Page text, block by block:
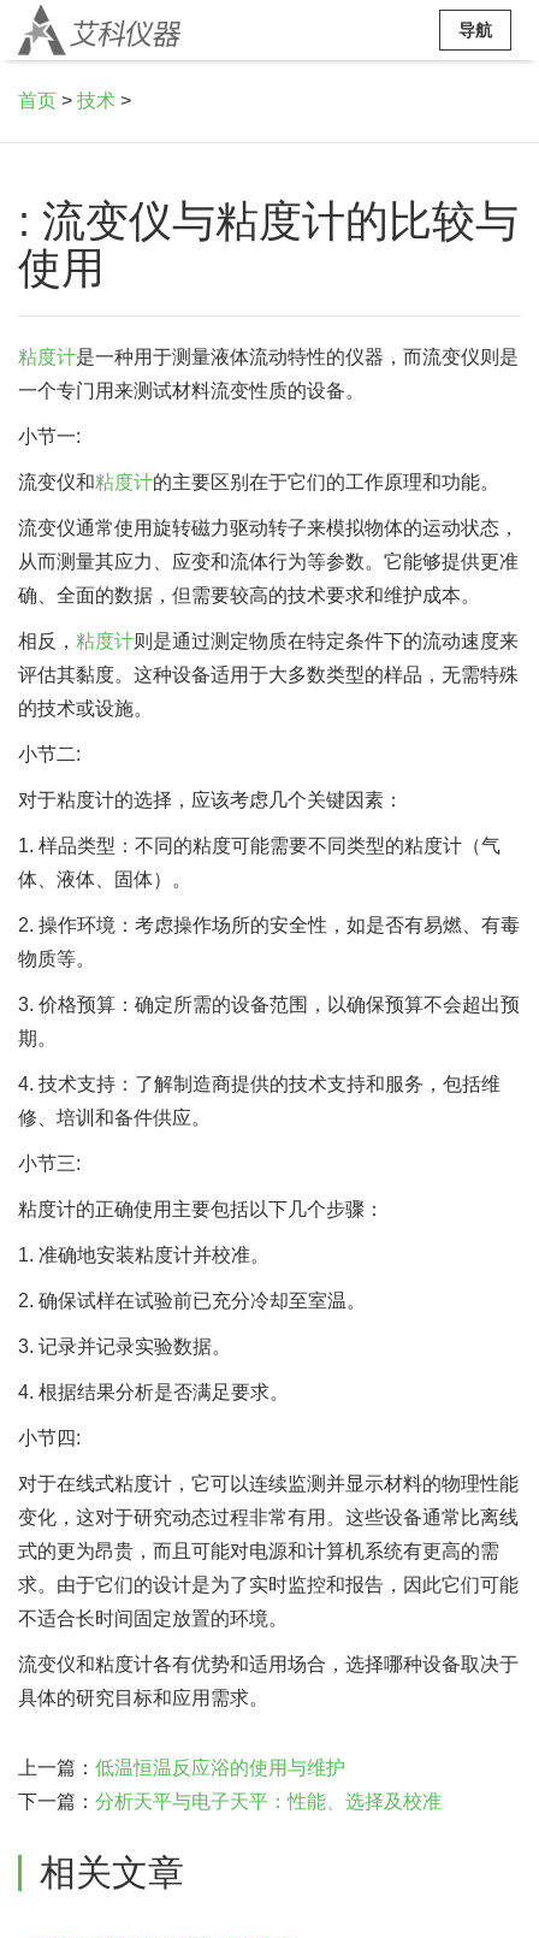
导航
首页 > 技术 >
: 流变仪与粘度计的比较与
使用
粘度计是一种用于测量液体流动特性的仪器，而流变仪则是
一个专门用来测试材料流变性质的设备。
小节一:
流变仪和粘度计的主要区别在于它们的工作原理和功能。
流变仪通常使用旋转磁力驱动转子来模拟物体的运动状态，
从而测量其应力、应变和流体行为等参数。它能够提供更准
确、全面的数据，但需要较高的技术要求和维护成本。
相反， 粘度计则是通过测定物质在特定条件下的流动速度来
评估其黏度。这种设备适用于大多数类型的样品，无需特殊
的技术或设施。
小节二:
对于粘度计的选择，应该考虑几个关键因素：
1. 样品类型：不同的粘度可能需要不同类型的粘度计（气
体、液体、固体）。
2. 操作环境：考虑操作场所的安全性，如是否有易燃、有毒
物质等。
3. 价格预算：确定所需的设备范围，以确保预算不会超出预
期。
4. 技术支持：了解制造商提供的技术支持和服务，包括维
修、培训和备件供应。
小节三:
粘度计的正确使用主要包括以下几个步骤：
1. 准确地安装粘度计并校准。
2. 确保试样在试验前已充分冷却至室温。
3. 记录并记录实验数据。
4. 根据结果分析是否满足要求。
小节四:
对于在线式粘度计，它可以连续监测并显示材料的物理性能
变化，这对于研究动态过程非常有用。这些设备通常比离线
式的更为昂贵，而且可能对电源和计算机系统有更高的需
求。由于它们的设计是为了实时监控和报告，因此它们可能
不适合长时间固定放置的环境。
流变仪和粘度计各有优势和适用场合，选择哪种设备取决于
具体的研究目标和应用需求。
上一篇： 低温恒温反应浴的使用与维护
下一篇： 分析天平与电子天平：性能、选择及校准
相关文章